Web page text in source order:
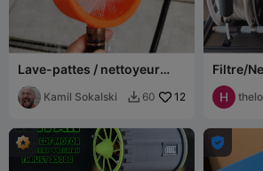
Lave-pattes / nettoyeur
"Paw" - NOUVELLE version.
Kamil Sokalski  60 12
Filtre/
CFS
